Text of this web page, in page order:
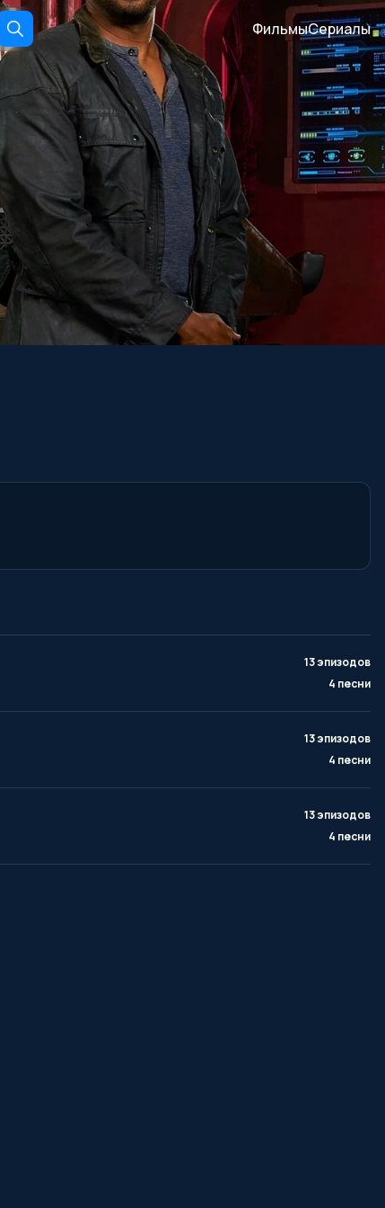
ФильмыСериалы
13 эпизодов
4 песни
13 эпизодов
4 песни
13 эпизодов
4 песни